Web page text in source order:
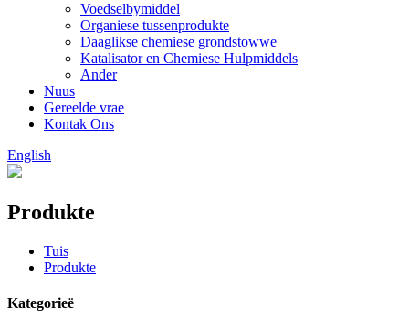
Voedselbymiddel
Organiese tussenprodukte
Daaglikse chemiese grondstowwe
Katalisator en Chemiese Hulpmiddels
Ander
Nuus
Gereelde vrae
Kontak Ons
English
Produkte
Tuis
Produkte
Kategorieë